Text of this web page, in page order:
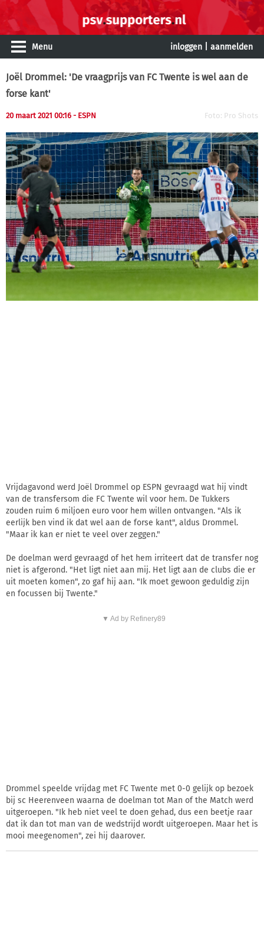
Menu inloggen aanmelden
Joël Drommel: 'De vraagprijs van FC Twente is wel aan de
forse kant'
20 maart 2021 00:16 - ESPN Foto: Pro Shots
Vrijdagavond werd Joël Drommel op ESPN gevraagd wat hij vindt
van de transfersom die FC Twente wil voor hem. De Tukkers
zouden ruim 6 miljoen euro voor hem willen ontvangen. "Als ik
eerlijk ben vind ik dat wel aan de forse kant", aldus Drommel.
"Maar ik kan er niet te veel over zeggen."
De doelman werd gevraagd of het hem irriteert dat de transfer nog
niet is afgerond. "Het ligt niet aan mij. Het ligt aan de clubs die er
uit moeten komen", zo gaf hij aan. "Ik moet gewoon geduldig zijn
en focussen bij Twente."
▼ Ad by Refinery89
Drommel speelde vrijdag met FC Twente met 0-0 gelijk op bezoek
bij sc Heerenveen waarna de doelman tot Man of the Match werd
uitgeroepen. "Ik heb niet veel te doen gehad, dus een beetje raar
dat ik dan tot man van de wedstrijd wordt uitgeroepen. Maar het is
mooi meegenomen", zei hij daarover.